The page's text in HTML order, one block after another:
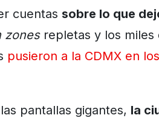
cuentas sobre lo que
zonesrepletas y los miles
pusieron a la CDMX en
pantallas gigantes, la